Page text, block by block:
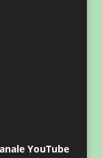
YouTube